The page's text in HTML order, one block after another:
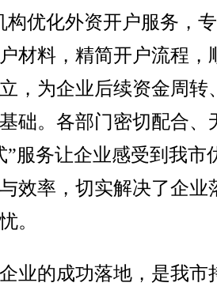
构优化外资开户服务，
材料，精简开户流程，
，为企业后续资金周转
础。各部门密切配合、
”服务让企业感受到我市
效率，切实解决了企业
。
的成功落地，是我市